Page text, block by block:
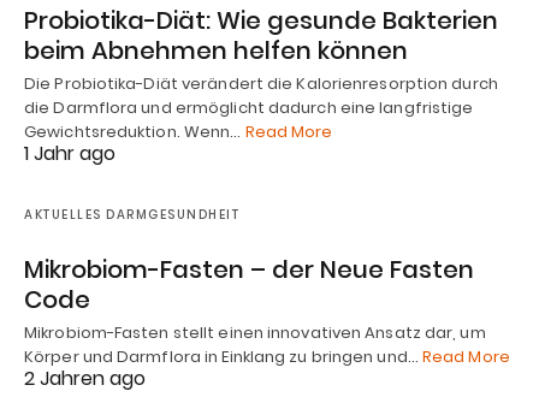
Probiotika-Diät: Wie gesunde Bakterien
beim Abnehmen helfen können
Die Probiotika-Diät verändert die Kalorienresorption durch
die Darmflora und ermöglicht dadurch eine langfristige
Gewichtsreduktion. Wenn… Read More
1 Jahr ago
AKTUELLES DARMGESUNDHEIT
Mikrobiom-Fasten – der Neue Fasten
Code
Mikrobiom-Fasten stellt einen innovativen Ansatz dar, um
Körper und Darmflora in Einklang zu bringen und… Read More
2 Jahren ago